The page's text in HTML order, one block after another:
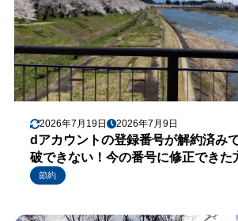
2026年7月19日 2026年7月9日
dアカウントの登録番号が解約済み
破できない！今の番号に修正できた
節約